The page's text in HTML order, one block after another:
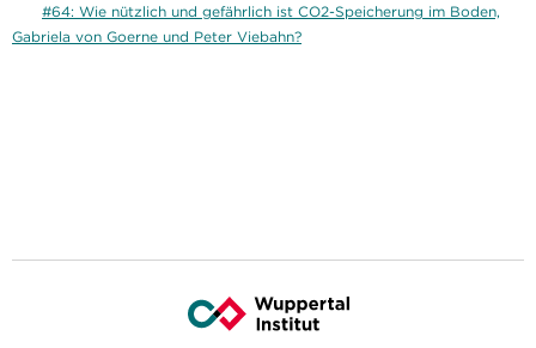
#64: Wie nützlich und gefährlich ist CO2-Speicherung im Boden,
Gabriela von Goerne und Peter Viebahn?